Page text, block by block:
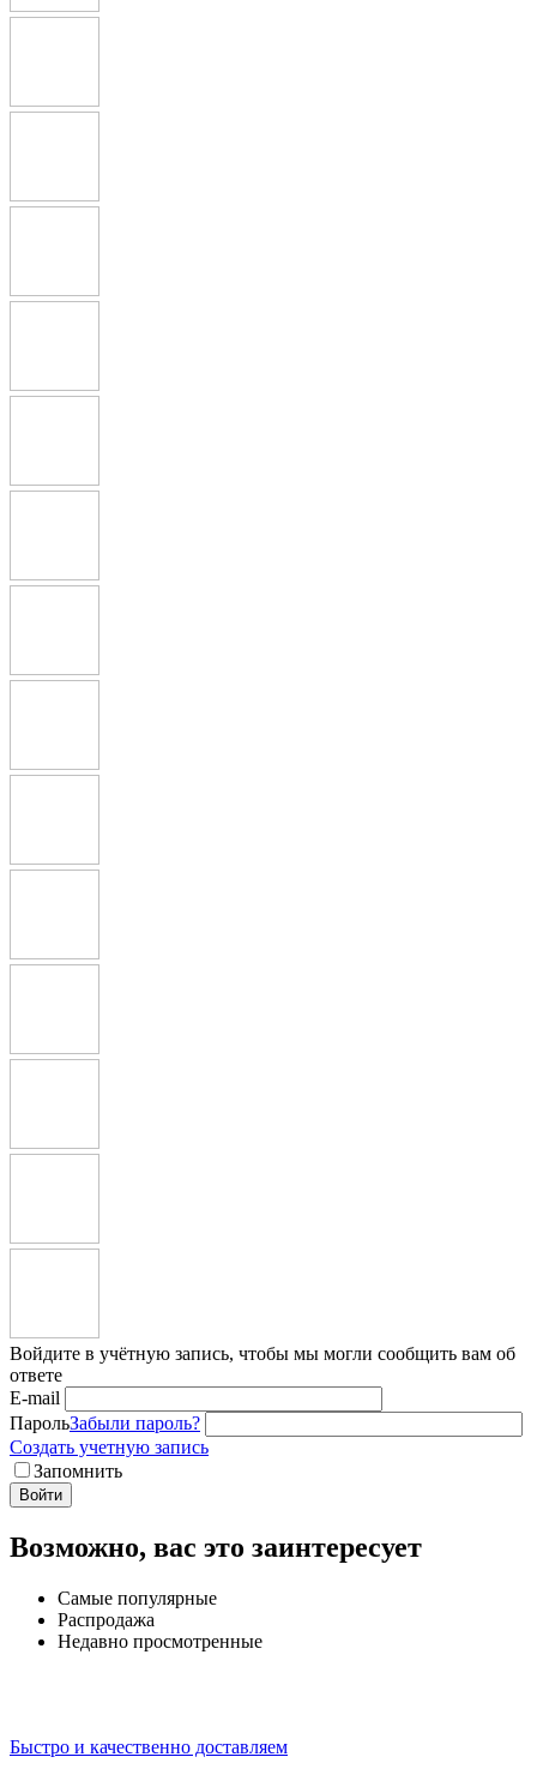
Войдите в учётную запись, чтобы мы могли сообщить вам об
ответе
E-mail
ПарольЗабыли пароль?
Создать учетную запись
Запомнить
Войти
Возможно, вас это заинтересует
Самые популярные
Распродажа
Недавно просмотренные
Быстро и качественно доставляем